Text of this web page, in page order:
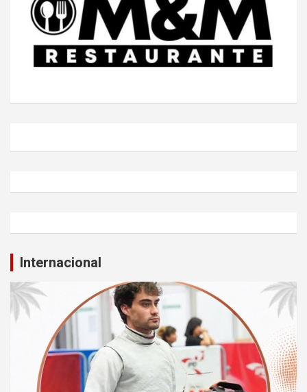
Internacional